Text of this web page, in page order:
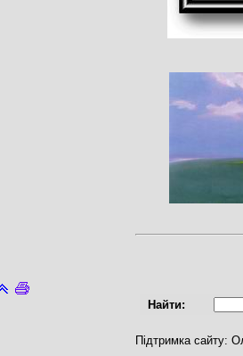
Найти:
Підтримка сайту: